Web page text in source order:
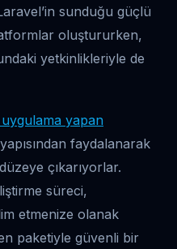
sunduğu güçlü
oluştururken,
yetkinlikleriyle de
yapan
faydalanarak
çıkarıyorlar.
süreci,
etmenize olanak
paketiyle güvenli bir